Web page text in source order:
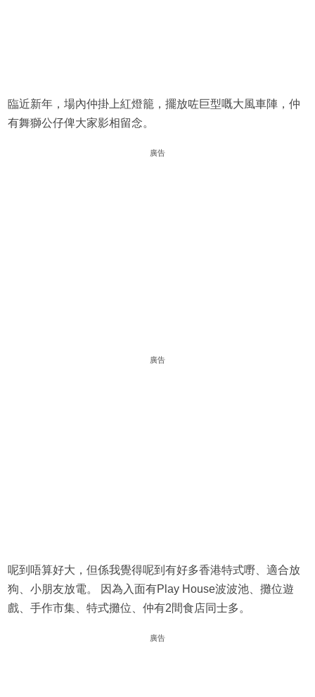
臨近新年，場內仲掛上紅燈籠，擺放咗巨型嘅大風車陣，仲
有舞獅公仔俾大家影相留念。
廣告
廣告
呢到唔算好大，但係我覺得呢到有好多香港特式嘢、適合放
狗、小朋友放電。 因為入面有Play House波波池、攤位遊
戲、手作市集、特式攤位、仲有2間食店同士多。
廣告